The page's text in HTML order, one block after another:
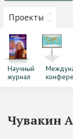
Проекты
Научный
журнал
Чувакин